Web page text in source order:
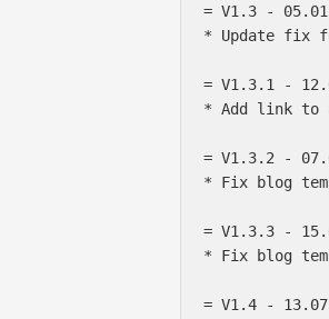
= V1.3 -
* Update fix
= V1.3.1 -
* Add link to
= V1.3.2 -
* Fix blog
= V1.3.3 -
* Fix blog
= V1.4 -